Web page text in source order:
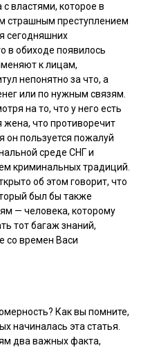
властями, которое в
страшным преступлением
сегодняшних
в обиходе появилось
к лицам,
непонятно за что, а
или по нужным связям.
на то, что у него есть
что противоречит
он пользуется пожалуй
среде СНГ и
криминальных традиций.
об этом говорит, что
был бы также
— человека, которому
тот багаж знаний,
со времен Васи
Как вы помните,
начиналась эта статья.
два важных факта,